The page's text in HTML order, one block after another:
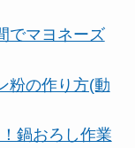
でマヨネーズ
粉の作り方(動
鍋おろし作業